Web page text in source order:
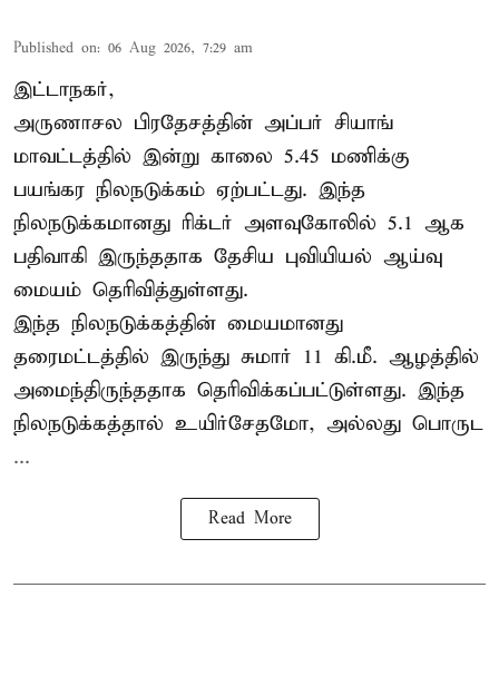
Published on: 06 Aug 2026, 7:29 am
இட்டாநகர்,
அருணாசல பிரதேசத்தின் அப்பர் சியாங்
மாவட்டத்தில் இன்று காலை 5.45 மணிக்கு
பயங்கர நிலநடுக்கம் ஏற்பட்டது. இந்த
நிலநடுக்கமானது ரிக்டர் அளவுகோலில் 5.1 ஆக
பதிவாகி இருந்ததாக தேசிய புவியியல் ஆய்வு
மையம் தெரிவித்துள்ளது.
இந்த நிலநடுக்கத்தின் மையமானது
தரைமட்டத்தில் இருந்து சுமார் 11 கி.மீ. ஆழத்தில்
அமைந்திருந்ததாக தெரிவிக்கப்பட்டுள்ளது. இந்த
நிலநடுக்கத்தால் உயிர்சேதமோ, அல்லது பொருட
...
Read More